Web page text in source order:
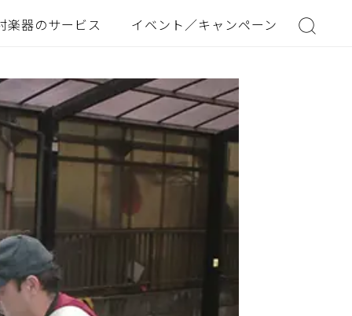
楽器のサービス イベント／キャンペーン